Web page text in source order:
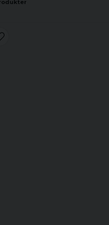
merchandise från TV-